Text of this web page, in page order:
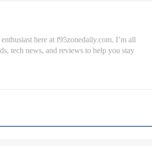
here at f95zonedaily.com. I’m all
tech news, and reviews to help you stay